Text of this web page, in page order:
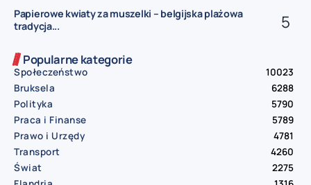
Papierowe kwiaty za muszelki – belgijska plażowa
tradycja...
Popularne kategorie
Społeczeństwo
10023
Bruksela
6288
Polityka
5790
Praca i Finanse
5789
Prawo i Urzędy
4781
Transport
4260
Świat
2275